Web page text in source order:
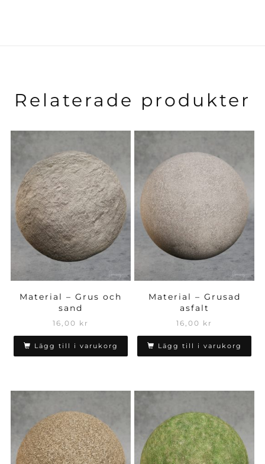
Relaterade produkter
Material – Grus och
sand
16,00 kr
Lägg till i varukorg
Material – Grusad
asfalt
16,00 kr
Lägg till i varukorg